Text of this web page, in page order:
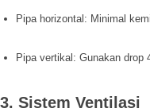
Pipa horizontal: Minimal
Pipa vertikal: Gunakan drop
3. Sistem Ventilasi